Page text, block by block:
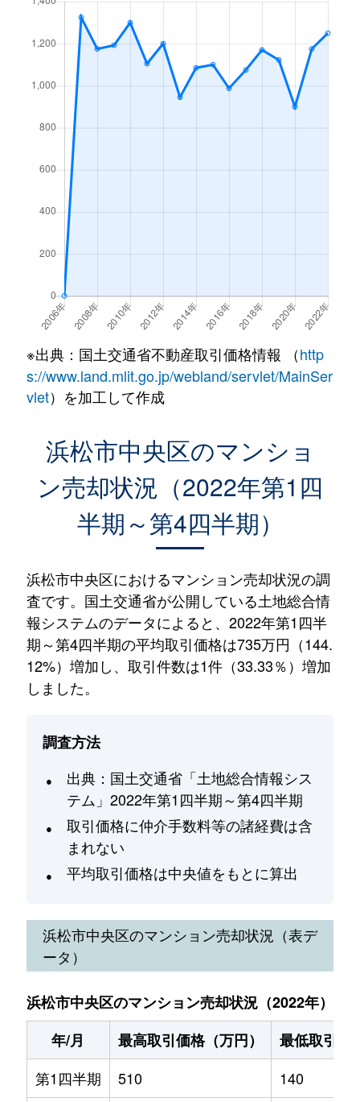
※出典：国土交通省不動産取引価格情報 （http
s://www.land.mlit.go.jp/webland/servlet/MainSer
vlet）を加工して作成
浜松市中央区のマンショ
ン売却状況（2022年第1四
半期～第4四半期）
浜松市中央区におけるマンション売却状況の調
査です。国土交通省が公開している土地総合情
報システムのデータによると、2022年第1四半
期～第4四半期の平均取引価格は735万円（144.
12%）増加し、取引件数は1件（33.33％）増加
しました。
調査方法
出典：国土交通省「土地総合情報シス
テム」2022年第1四半期～第4四半期
取引価格に仲介手数料等の諸経費は含
まれない
平均取引価格は中央値をもとに算出
浜松市中央区のマンション売却状況（表デ
ータ）
浜松市中央区のマンション売却状況（2022年）
年/月
最高取引価格（万円）
最低取引価
第1四半期
510 140